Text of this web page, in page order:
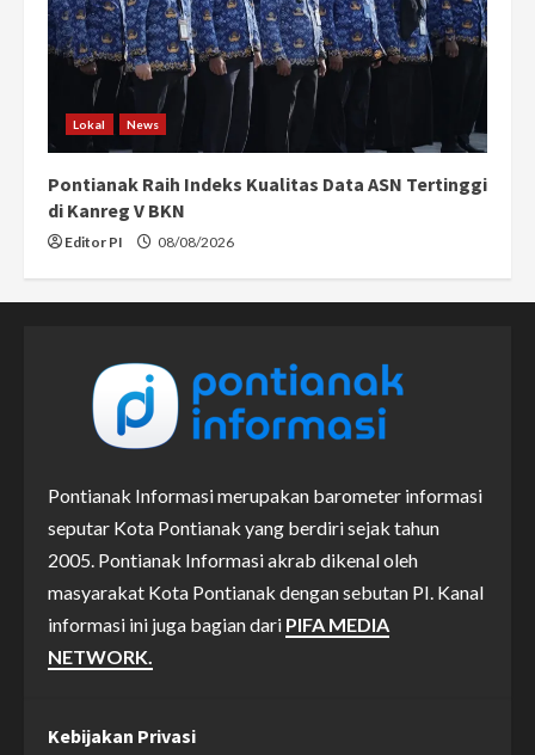
Lokal News
Pontianak Raih Indeks Kualitas Data ASN Tertinggi
di Kanreg V BKN
Editor PI 08/08/2026
Pontianak Informasi merupakan barometer informasi
seputar Kota Pontianak yang berdiri sejak tahun
2005. Pontianak Informasi akrab dikenal oleh
masyarakat Kota Pontianak dengan sebutan PI. Kanal
informasi ini juga bagian dari PIFA MEDIA
NETWORK.
Kebijakan Privasi